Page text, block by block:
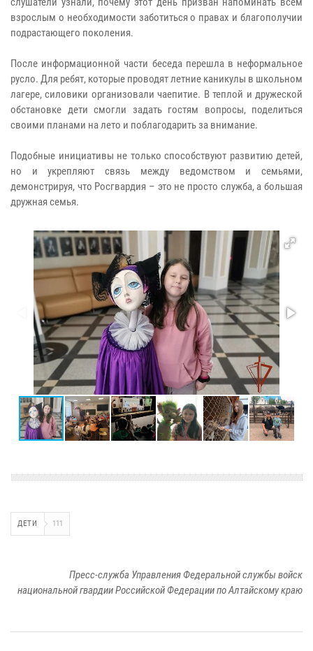
взрослым о необходимости заботиться о правах и благополучии
подрастающего поколения.
После информационной части беседа перешла в неформальное
русло. Для ребят, которые проводят летние каникулы в школьном
лагере, силовики организовали чаепитие. В теплой и дружеской
обстановке дети смогли задать гостям вопросы, поделиться
своими планами на лето и поблагодарить за внимание.
Подобные инициативы не только способствуют развитию детей,
но и укрепляют связь между ведомством и семьями,
демонстрируя, что Росгвардия – это не просто служба, а большая
дружная семья.
ДЕТИ 111
Пресс-служба Управления Федеральной службы войск
национальной гвардии Российской Федерации по Алтайскому краю